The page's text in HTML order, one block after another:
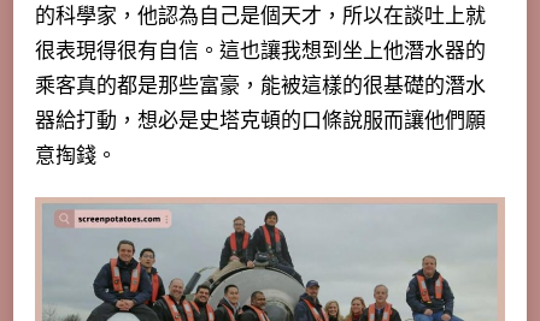
的科學家，他認為自己是個天才，所以在談吐上就
很表現得很有自信。這也讓我想到坐上他潛水器的
乘客真的都是那些富豪，能被這樣的很基礎的潛水
器給打動，想必是史塔克頓的口條說服而讓他們願
意掏錢。